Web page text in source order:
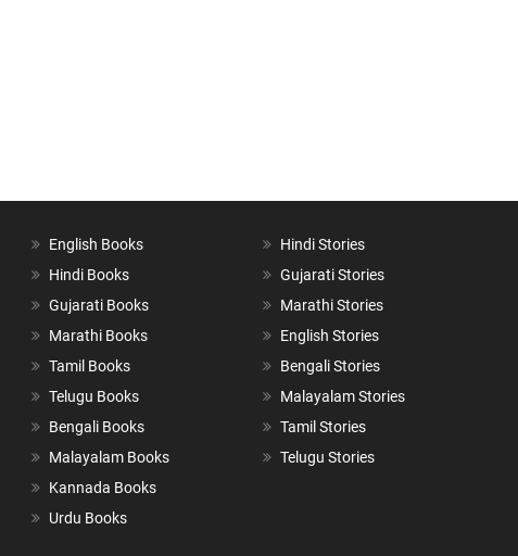
English Books
Hindi Books
Gujarati Books
Marathi Books
Tamil Books
Telugu Books
Bengali Books
Malayalam Books
Kannada Books
Urdu Books
Hindi Stories
Gujarati Stories
Marathi Stories
English Stories
Bengali Stories
Malayalam Stories
Tamil Stories
Telugu Stories